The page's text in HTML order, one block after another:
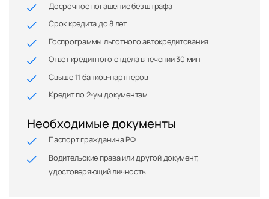
Досрочное погашение без штрафа
Срок кредита до 8 лет
Госпрограммы льготного автокредитования
Ответ кредитного отдела в течении 30 мин
Свыше 11 банков-партнеров
Кредит по 2-ум документам
Необходимые документы
Паспорт гражданина РФ
Водительские права или другой документ,
удостоверяющий личность